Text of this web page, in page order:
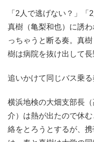
「2人で逃げない？」
真樹（亀梨和也）に誘
っちゃうと断る奏。真
樹は病院を抜け出して長
追いかけて同じバス乗る
横浜地検の大畑支部長
介）は熱が出たので休
絡をとろうとするが、